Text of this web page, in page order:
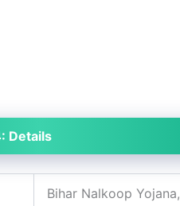
Details
Bihar Nalkoop Yojana,